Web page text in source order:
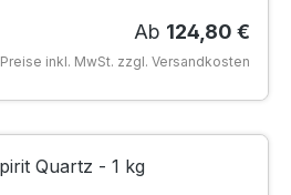
Regulärer Preis:
Ab 124,80 €
Preise inkl. MwSt. zzgl. Versandkosten